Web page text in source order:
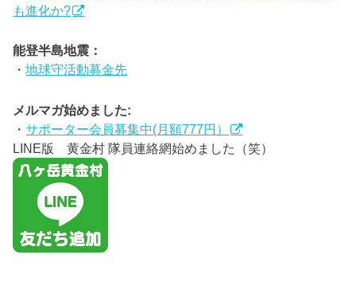
も進化か?
能登半島地震：
・地球守活動募金先
メルマガ始めました:
・サポーター会員募集中(月額777円）
LINE版 黄金村 隊員連絡網始めました（笑）